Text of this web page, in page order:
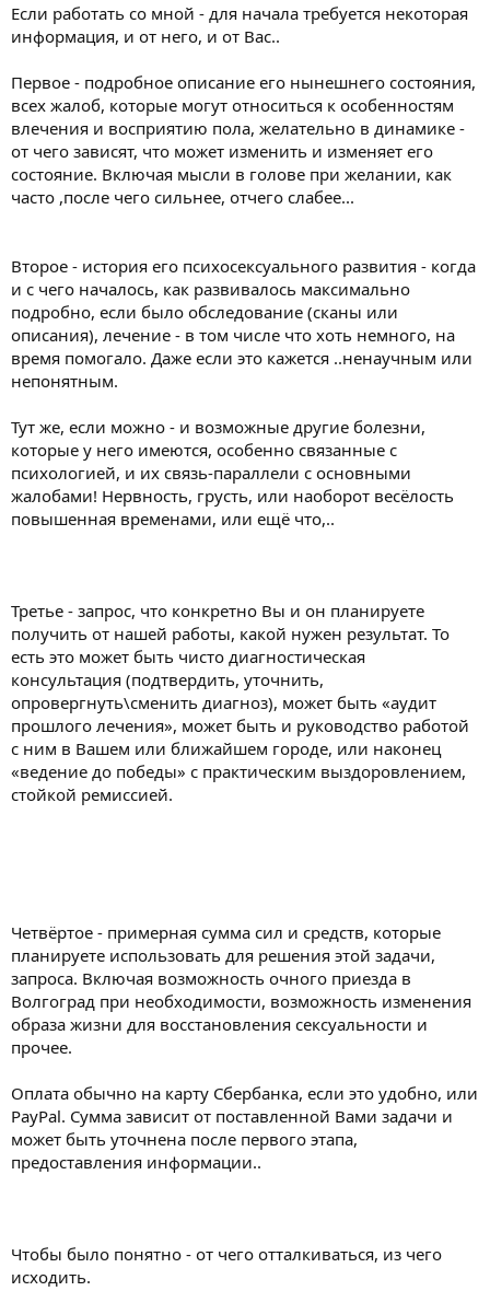
Если работать со мной - для начала требуется некоторая
информация, и от него, и от Вас..
Первое - подробное описание его нынешнего состояния,
всех жалоб, которые могут относиться к особенностям
влечения и восприятию пола, желательно в динамике -
от чего зависят, что может изменить и изменяет его
состояние. Включая мысли в голове при желании, как
часто ,после чего сильнее, отчего слабее...
Второе - история его психосексуального развития - когда
и с чего началось, как развивалось максимально
подробно, если было обследование (сканы или
описания), лечение - в том числе что хоть немного, на
время помогало. Даже если это кажется ..ненаучным или
непонятным.
Тут же, если можно - и возможные другие болезни,
которые у него имеются, особенно связанные с
психологией, и их связь-параллели с основными
жалобами! Нервность, грусть, или наоборот весёлость
повышенная временами, или ещё что,..
Третье - запрос, что конкретно Вы и он планируете
получить от нашей работы, какой нужен результат. То
есть это может быть чисто диагностическая
консультация (подтвердить, уточнить,
опровергнуть\сменить диагноз), может быть «аудит
прошлого лечения», может быть и руководство работой
с ним в Вашем или ближайшем городе, или наконец
«ведение до победы» с практическим выздоровлением,
стойкой ремиссией.
Четвёртое - примерная сумма сил и средств, которые
планируете использовать для решения этой задачи,
запроса. Включая возможность очного приезда в
Волгоград при необходимости, возможность изменения
образа жизни для восстановления сексуальности и
прочее.
Оплата обычно на карту Сбербанка, если это удобно, или
PayPal. Сумма зависит от поставленной Вами задачи и
может быть уточнена после первого этапа,
предоставления информации..
Чтобы было понятно - от чего отталкиваться, из чего
исходить.